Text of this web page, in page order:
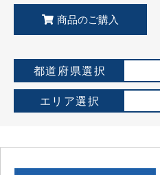
商品のご購入
都道府県選択
エリア選択